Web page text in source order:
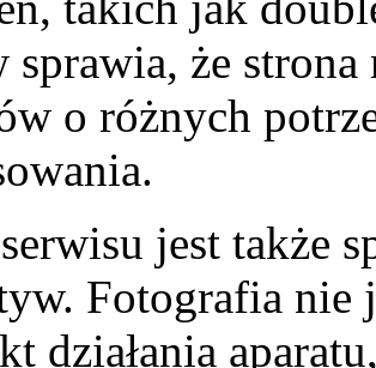
sprawia, że
o różnych
jest także
Fotografia nie
działania